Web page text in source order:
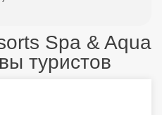
Spa & Aqua
туристов